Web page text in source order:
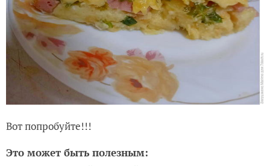
Вот попробуйте!!!
Это может быть полезным: